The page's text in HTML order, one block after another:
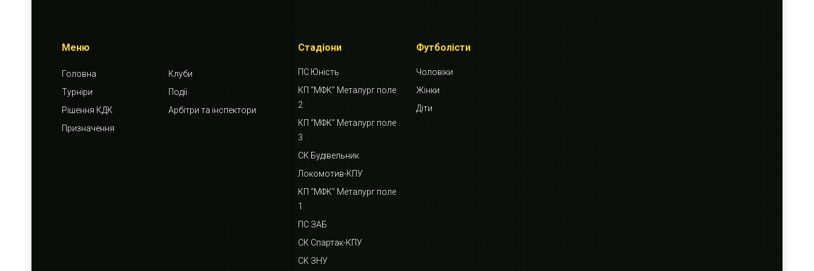
Меню
Головна
Клуби
Турніри
Події
Рішення КДК
Арбітри та інспектори
Призначення
Стадіони
ПС Юність
КП “МФК” Металург поле
2
КП “МФК” Металург поле
3
СК Будівельник
Локомотив-КПУ
КП “МФК” Металург поле
1
ПС ЗАБ
СК Спартак-КПУ
СК ЗНУ
Футболісти
Чоловіки
Жінки
Діти